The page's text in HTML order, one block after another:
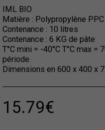
IML BIO
Matière : Polypropylène
Contenance : 10 litres
Contenance : 6 KG de pâte
T°C mini = -40°C T°C max =
période.
Dimensions en 600 x 400 x
15.79€